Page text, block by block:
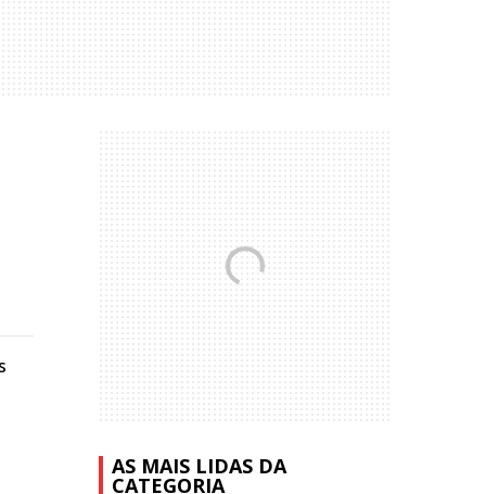
AS MAIS LIDAS DA
CATEGORIA